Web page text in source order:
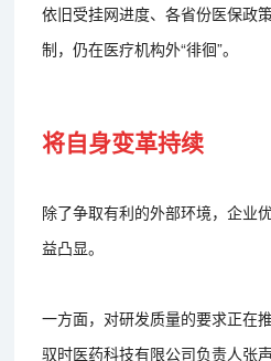
依旧受挂网进度、各省份医保政
制，仍在医疗机构外“徘徊”。
将自身变革持续
除了争取有利的外部环境，企业
益凸显。
一方面，对研发质量的要求正在
驭时医药科技有限公司负责人张